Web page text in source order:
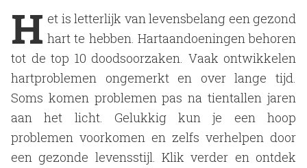
H et is letterlijk van levensbelang een gezond
hart te hebben. Hartaandoeningen behoren
tot de top 10 doodsoorzaken. Vaak ontwikkelen
hartproblemen ongemerkt en over lange tijd.
Soms komen problemen pas na tientallen jaren
aan het licht. Gelukkig kun je een hoop
problemen voorkomen en zelfs verhelpen door
een gezonde levensstijl. Klik verder en ontdek